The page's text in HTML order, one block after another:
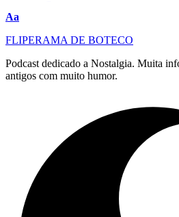
Redimensionar
Aa
FLIPERAMA DE BOTECO
Podcast dedicado a Nostalgia. Muita
antigos com muito humor.